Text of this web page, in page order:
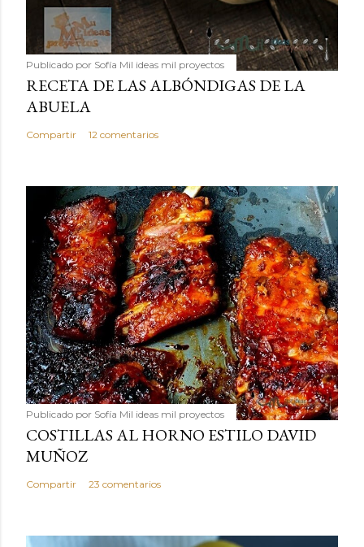
Publicado por Sofía Mil ideas mil proyectos
RECETA DE LAS ALBÓNDIGAS DE LA
ABUELA
Compartir 12 comentarios
Publicado por Sofía Mil ideas mil proyectos
COSTILLAS AL HORNO ESTILO DAVID
MUÑOZ
Compartir 23 comentarios